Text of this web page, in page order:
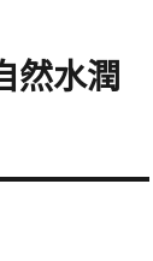
然水潤